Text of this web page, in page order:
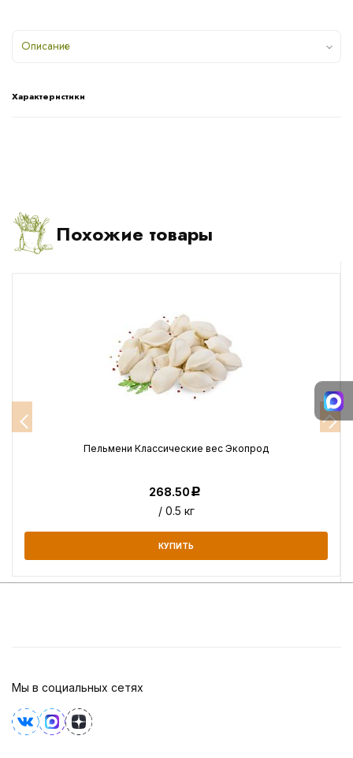
Описание
Характеристики
Похожие товары
Пельмени Классические вес Экопрод
268.50Р
/ 0.5 кг
КУПИТЬ
Мы в социальных сетях